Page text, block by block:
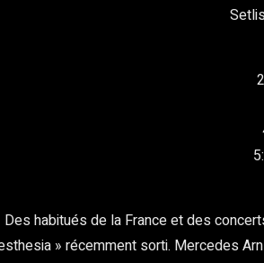
habitués de la France et des
» récemment sorti. Mercedes